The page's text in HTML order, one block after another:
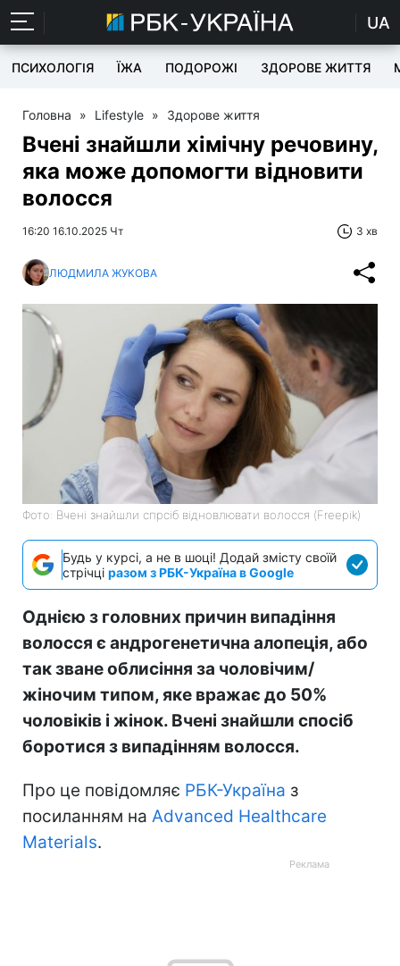
UA
ПСИХОЛОГІЯ ЇЖА ПОДОРОЖІ ЗДОРОВЕ ЖИТТЯ
Головна » Lifestyle » Здорове життя
Вчені знайшли хімічну речовину,
яка може допомогти відновити
волосся
16:20 16.10.2025 Чт 3 хв
ЛЮДМИЛА ЖУКОВА
Фото: Вчені знайшли спрсіб відновлювати волосся (Freepik)
Будь у курсі, а не в шоці! Додай змісту своїй
стрічці разом з РБК-Україна в Google
Однією з головних причин випадіння
волосся є андрогенетична алопеція, або
так зване облисіння за чоловічим/
жіночим типом, яке вражає до 50%
чоловіків і жінок. Вчені знайшли спосіб
боротися з випадінням волосся.
Про це повідомляє РБК-Україна з
посиланням на Advanced Healthcare
Materials.